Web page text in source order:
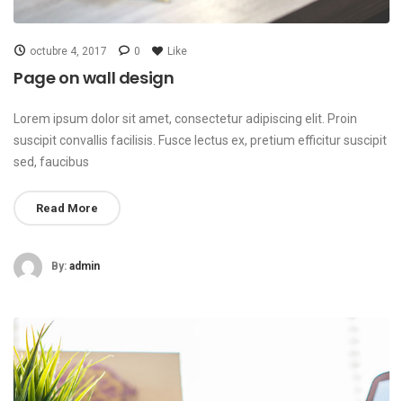
octubre 4, 2017 0 Like
Page on wall design
Lorem ipsum dolor sit amet, consectetur adipiscing elit. Proin
suscipit convallis facilisis. Fusce lectus ex, pretium efficitur suscipit
sed, faucibus
Read More
By: admin